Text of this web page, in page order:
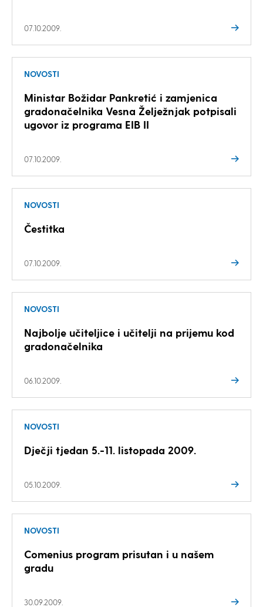
07.10.2009.
NOVOSTI
Ministar Božidar Pankretić i zamjenica
gradonačelnika Vesna Želježnjak potpisali
ugovor iz programa EIB II
07.10.2009.
NOVOSTI
Čestitka
07.10.2009.
NOVOSTI
Najbolje učiteljice i učitelji na prijemu kod
gradonačelnika
06.10.2009.
NOVOSTI
Dječji tjedan 5.-11. listopada 2009.
05.10.2009.
NOVOSTI
Comenius program prisutan i u našem
gradu
30.09.2009.